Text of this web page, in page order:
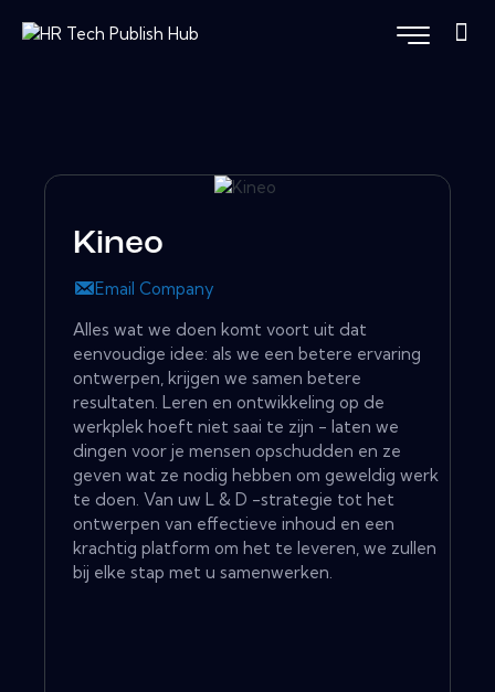
Kineo
Email Company
Alles wat we doen komt voort uit dat
eenvoudige idee: als we een betere ervaring
ontwerpen, krijgen we samen betere
resultaten. Leren en ontwikkeling op de
werkplek hoeft niet saai te zijn - laten we
dingen voor je mensen opschudden en ze
geven wat ze nodig hebben om geweldig werk
te doen. Van uw L & D -strategie tot het
ontwerpen van effectieve inhoud en een
krachtig platform om het te leveren, we zullen
bij elke stap met u samenwerken.